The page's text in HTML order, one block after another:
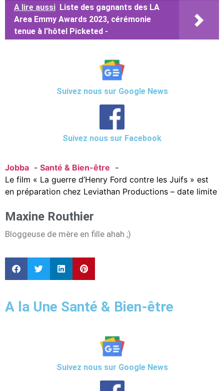
A lire aussi Liste des gagnants des LA
Area Emmy Awards 2023, cérémonie
tenue à l'hôtel Picketed -
Suivez nous sur Google News
Suivez nous sur Facebook
Jobba
Santé & Bien-être
Le film « La guerre d’Henry Ford contre les Juifs » est
en préparation chez Leviathan Productions – date limite
Maxine Routhier
Bloggeuse de mère en fille ahah ;)
A la Une Santé & Bien-être
Suivez nous sur Google News